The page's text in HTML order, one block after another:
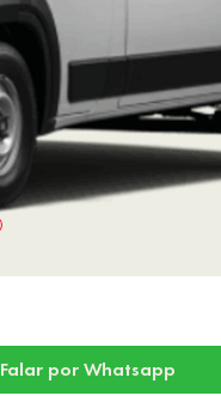
Falar por Whatsapp